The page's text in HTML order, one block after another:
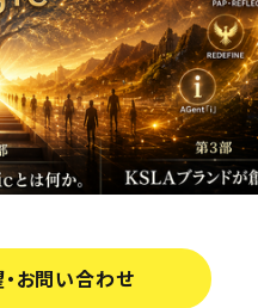
お問い合わせ